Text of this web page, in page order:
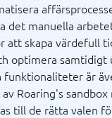
det manuella
att skapa värdefull
optimera
funktionaliteter är
Roaring's
till de rätta valen